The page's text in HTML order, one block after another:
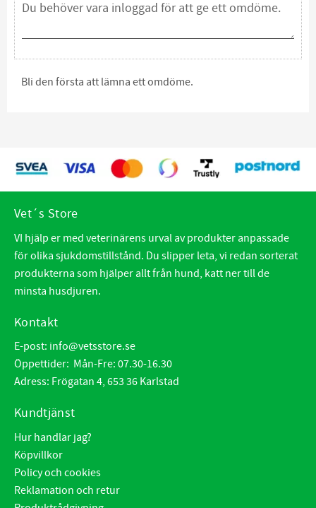
Bli den första att lämna ett omdöme.
Vet´s Store
VI hjälp er med veterinärens urval av produkter anpassade
för olika sjukdomstillstånd. Du slipper leta, vi redan sorterat
produkterna som hjälper allt från hund, katt ner till de
minsta husdjuren.
Kontakt
E-post: info@vetsstore.se
Öppettider: Mån-Fre: 07.30-16.30
Adress: Frögatan 4, 653 36 Karlstad
Kundtjänst
Hur handlar jag?
Köpvillkor
Policy och cookies
Reklamation och retur